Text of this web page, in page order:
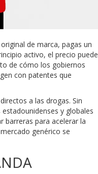
de marca, pagas un
activo, el precio puede
de cómo los gobiernos
con patentes que
a las drogas. Sin
y globales
barreras para acelerar la
genérico se